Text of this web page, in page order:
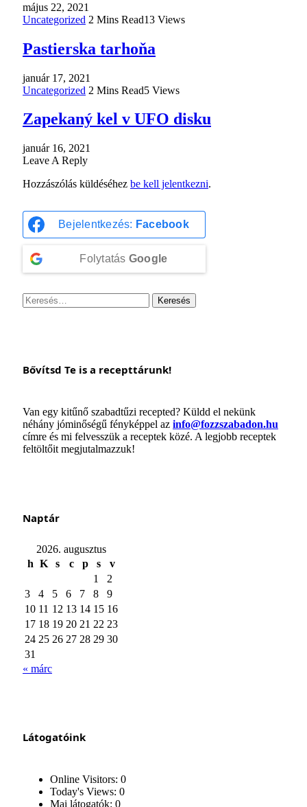
május 22, 2021
Uncategorized 2 Mins Read13 Views
Pastierska tarhoňa
január 17, 2021
Uncategorized 2 Mins Read5 Views
Zapekaný kel v UFO disku
január 16, 2021
Leave A Reply
Hozzászólás küldéséhez be kell jelentkezni.
Bejelentkezés: Facebook
Folytatás Google
Keresés:
Bővítsd Te is a recepttárunk!
Van egy kitűnő szabadtűzi recepted? Küldd el nekünk
néhány jóminőségű fényképpel az info@fozzszabadon.hu
címre és mi felvesszük a receptek közé. A legjobb receptek
feltöltőit megjutalmazzuk!
Naptár
2026. augusztus
h K s c p s
v
1
2
3
4 5 6 7 8
9
10 11 12 13 14 15 16
17 18 19 20 21 22 23
24 25 26 27 28 29 30
31
« márc
Látogatóink
Online Visitors: 0
Today's Views: 0
Mai látogatók: 0